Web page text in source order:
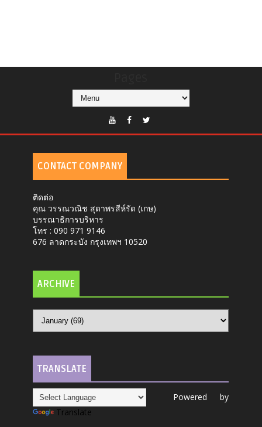
CONTACT COMPANY
ติดต่อ
คุณ วรรณวณิช สุดาพรสีห์รัด (เกษ)
บรรณาธิการบริหาร
โทร : 090 971 9146
676 ลาดกระบัง กรุงเทพฯ 10520
ARCHIVE
TRANSLATE
Powered by
Translate